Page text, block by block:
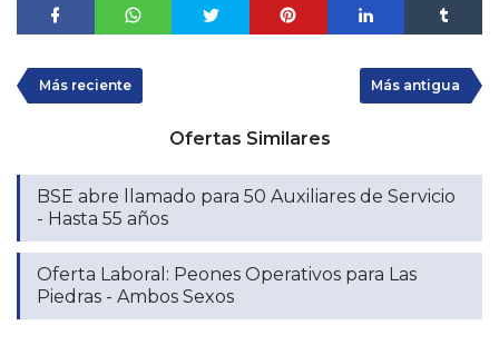
Más reciente Más antigua
Ofertas Similares
BSE abre llamado para 50 Auxiliares de Servicio
- Hasta 55 años
Oferta Laboral: Peones Operativos para Las
Piedras - Ambos Sexos